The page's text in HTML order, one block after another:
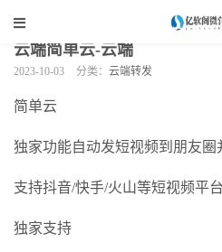
当前位置： 云端软件 > 云
云端简单云-云端
2023-10-03 分类： 云端转发
简单云
独家功能自动发短视频到朋友圈
支持抖音/快手/火山等短视频平
独家支持